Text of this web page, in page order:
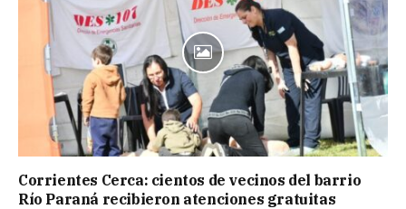
Corrientes Cerca: cientos de vecinos del barrio
Río Paraná recibieron atenciones gratuitas